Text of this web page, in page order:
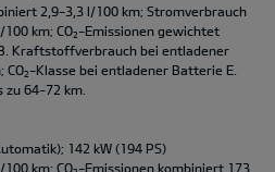
2,9-3,3 l/100 km; Stromverbrauch
km; CO2 -Emissionen gewichtet
Kraftstoffverbrauch bei entladener
CO2 -Klasse bei entladener Batterie E.
zu 64-72 km.
142 kW (194 PS)
km; CO -Emissionen kombiniert 173